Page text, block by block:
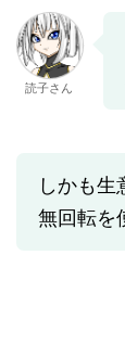
読子さん
しかも生
無回転を